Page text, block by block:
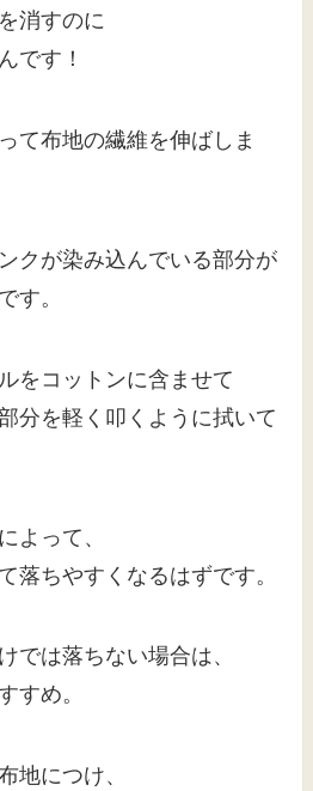
消すのに
です！
て布地の繊維を伸ばしま
クが染み込んでいる部分が
す。
をコットンに含ませて
分を軽く叩くように拭いて
よって、
落ちやすくなるはずです。
では落ちない場合は、
すめ。
地につけ、